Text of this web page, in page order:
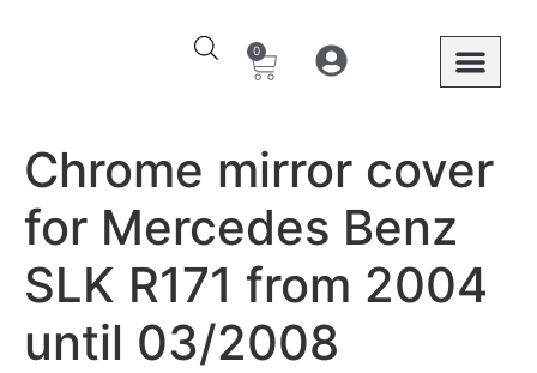
0
Chrome mirror cover
for Mercedes Benz
SLK R171 from 2004
until 03/2008